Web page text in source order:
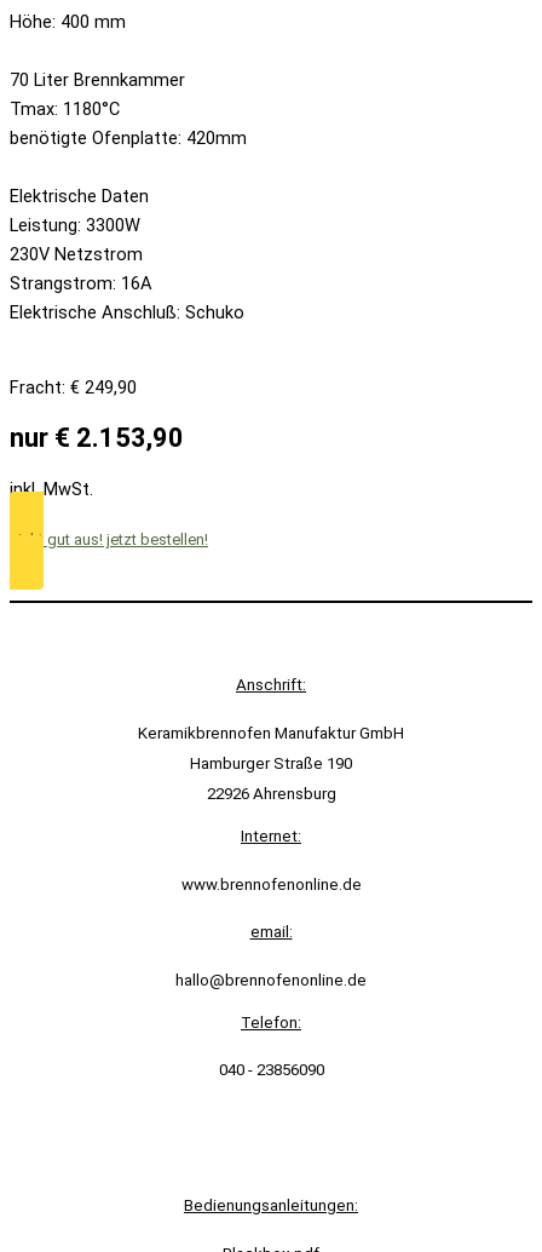
Höhe: 400 mm
70 Liter Brennkammer
Tmax: 1180°C
benötigte Ofenplatte: 420mm
Elektrische Daten
Leistung: 3300W
230V Netzstrom
Strangstrom: 16A
Elektrische Anschluß: Schuko
Fracht: € 249,90
nur € 2.153,90
inkl. MwSt.
sieht gut aus! jetzt bestellen!
Anschrift:
Keramikbrennofen Manufaktur GmbH
Hamburger Straße 190
22926 Ahrensburg
Internet:
www.brennofenonline.de
email:
hallo@brennofenonline.de
Telefon:
040 - 23856090
Bedienungsanleitungen: